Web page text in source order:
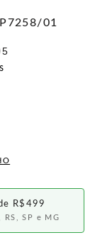
01
R$499
RS, SP e MG